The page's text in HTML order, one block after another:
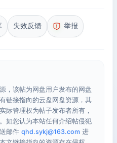
失效反馈 举报
，该帖为网盘用户发布的网盘
链接指向的云盘网盘资源，其
际管理权为帖子发布者所有，
如您认为本站任何介绍帖侵犯
邮件 qhd.sykj@163.com 进